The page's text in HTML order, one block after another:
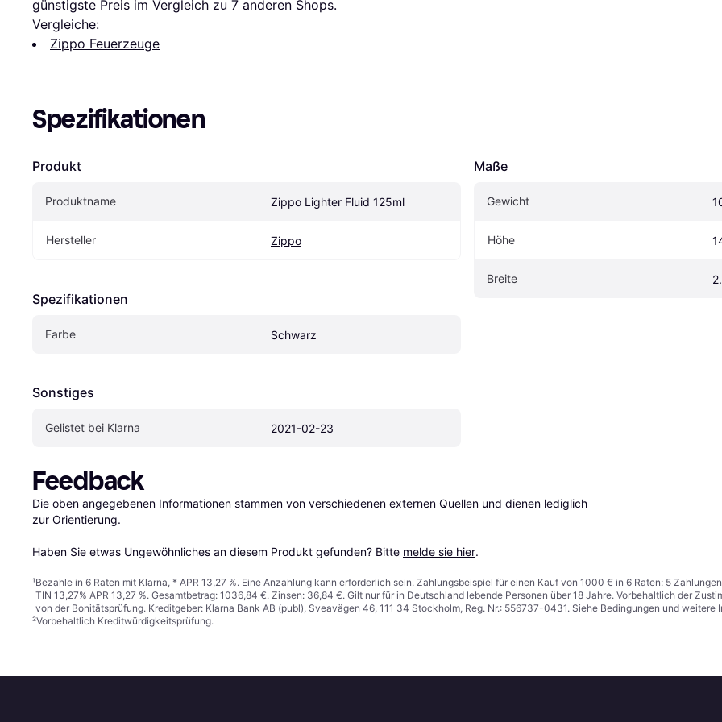
günstigste Preis im Vergleich zu 7 anderen Shops.
Vergleiche:
Zippo Feuerzeuge
Spezifikationen
Produkt
Produktname Zippo Lighter Fluid 125ml
Hersteller Zippo
Spezifikationen
Farbe Schwarz
Sonstiges
Gelistet bei Klarna 2021-02-23
Maße
Gewicht
Höhe
Breite
Feedback
Die oben angegebenen Informationen stammen von verschiedenen externen Quellen und dienen lediglich
zur Orientierung.
Haben Sie etwas Ungewöhnliches an diesem Produkt gefunden? Bitte melde sie hier.
¹Bezahle in 6 Raten mit Klarna, * APR 13,27 %. Eine Anzahlung kann erforderlich sein. Zahlungsbeispiel für einen Kauf von 1000 € in 6 Raten: 5
TIN 13,27% APR 13,27 %. Gesamtbetrag: 1036,84 €. Zinsen: 36,84 €. Gilt nur für in Deutschland lebende Personen über 18 Jahre. Vorbehaltlich der
von der Bonitätsprüfung. Kreditgeber: Klarna Bank AB (publ), Sveavägen 46, 111 34 Stockholm, Reg. Nr.: 556737-0431. Siehe Bedingungen und weitere
²Vorbehaltlich Kreditwürdigkeitsprüfung.